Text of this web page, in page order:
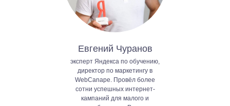
Евгений Чуранов
эксперт Яндекса по обучению,
директор по маркетингу в
WebCanape. Провёл более
сотни успешных интернет-
кампаний для малого и